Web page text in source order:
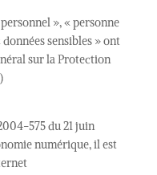
», « personne
sensibles » ont
sur la Protection
575 du 21 juin
numérique, il est